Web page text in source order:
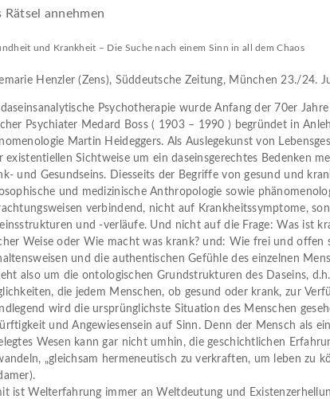
Rätsel annehmen
und Krankheit – Die Suche nach einem Sinn in all dem Chaos
Henzler (Zens), Süddeutsche Zeitung, München 23./24.
Psychotherapie wurde Anfang der 70er
Psychiater Medard Boss ( 1903 – 1990 ) begründet in
Martin Heideggers. Als Auslegekunst von
existentiellen Sichtweise um ein daseinsgerechtes Bedenken
und Gesundseins. Diesseits der Begriffe von gesund und
und medizinische Anthropologie sowie
verbindend, nicht auf Krankheitssymptome,
und -verläufe. Und nicht auf die Frage: Was ist
Weise oder Wie macht was krank? und: Wie frei und offen
und die authentischen Gefühle des einzelnen
also um die ontologischen Grundstrukturen des Daseins,
die jedem Menschen, ob gesund oder krank, zur
wird die ursprünglichste Situation des Menschen
und Angewiesensein auf Sinn. Denn der Mensch als
Wesen kann gar nicht umhin, die geschichtlichen
„gleichsam hermeneutisch zu verkraften, um leben zu
ist Welterfahrung immer an Weltdeutung und